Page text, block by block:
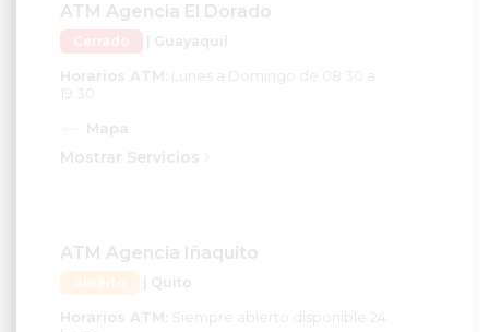
Cerrado | Guayaquil
Horarios ATM:Lunes a Domingo de 08:30 a
Mapa
Mostrar Servicios
Abierto | Quito
Horarios ATM:Siempre abierto disponible 24